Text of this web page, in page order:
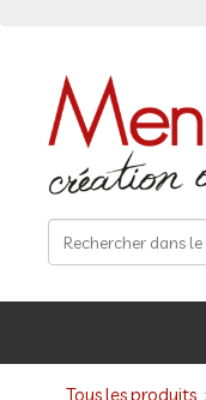
Tous les produits